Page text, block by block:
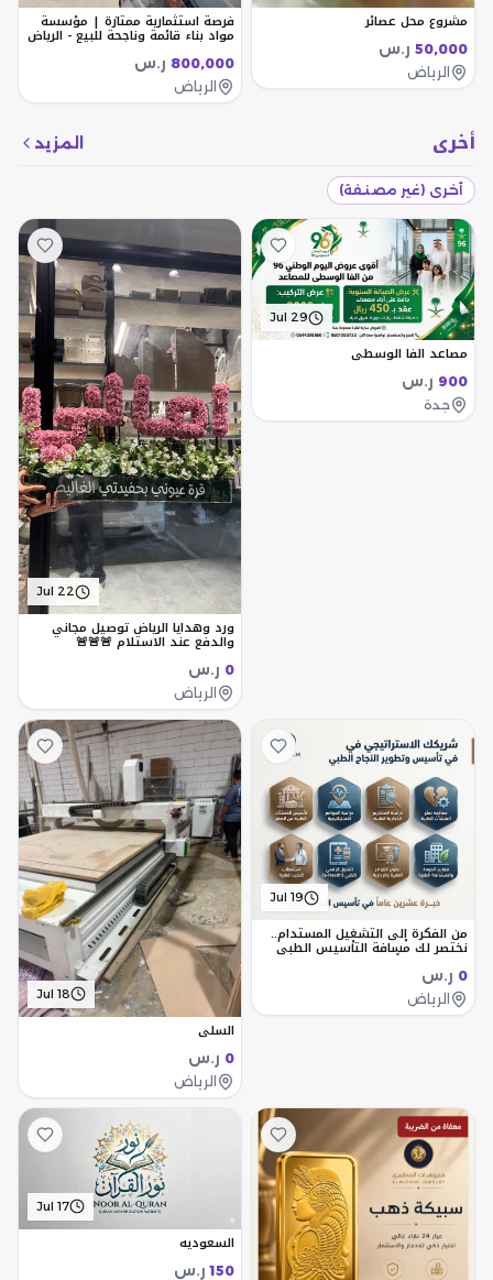
مشروع محل عصائر
50,000 ر.س
الرياض
فرصة استثمارية ممتازة | مؤسسة
مواد بناء قائمة وناجحة للبيع - الرياض
800,000 ر.س
الرياض
أخرى المزيد
أخرى (غير مصنفة)
Jul 29
مصاعد الفا الوسطي
900 ر.س
جدة
Jul 22
ورد وهدايا الرياض توصيل مجاني
والدفع عند الاستلام 🚨🚨🚨
0 ر.س
الرياض
Jul 19
من الفكرة إلى التشغيل المستدام..
نختصر لك مسافة التأسيس الطبي
بخبرة 20 عاماً
0 ر.س
الرياض Jul 18
السلي
0 ر.س
الرياض
Jul 17
السعوديه
150 ر.س